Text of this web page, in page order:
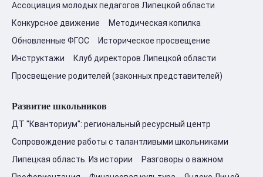
Ассоциация молодых педагогов Липецкой области
Конкурсное движение
Методическая копилка
Обновленные ФГОС
Историческое просвещение
Инструктажи
Клуб директоров Липецкой области
Просвещение родителей (законных представителей)
Развитие школьников
ДТ "Кванториум": региональный ресурсный центр
Сопровождение работы с талантливыми школьниками
Липецкая область. Из истории
Разговоры о важном